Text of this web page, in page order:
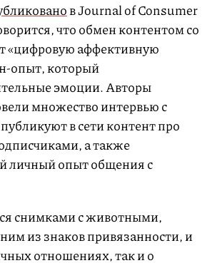
в Journal of Consumer
что обмен контентом со
«цифровую аффективную
опыт, который
эмоции. Авторы
множество интервью с
в сети контент про
а также
личный опыт общения с
снимками с животными,
из знаков привязанности, и
отношениях, так и о